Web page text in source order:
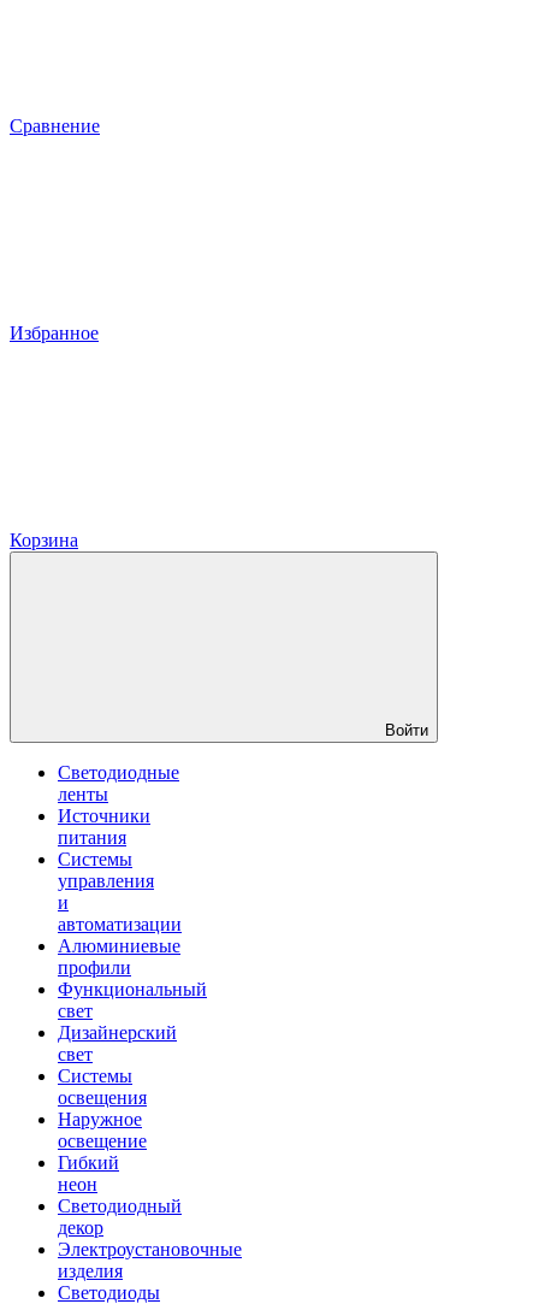
Сравнение
Избранное
Корзина
Войти
Светодиодные
ленты
Источники
питания
Системы
управления
и
автоматизации
Алюминиевые
профили
Функциональный
свет
Дизайнерский
свет
Системы
освещения
Наружное
освещение
Гибкий
неон
Светодиодный
декор
Электроустановочные
изделия
Светодиоды